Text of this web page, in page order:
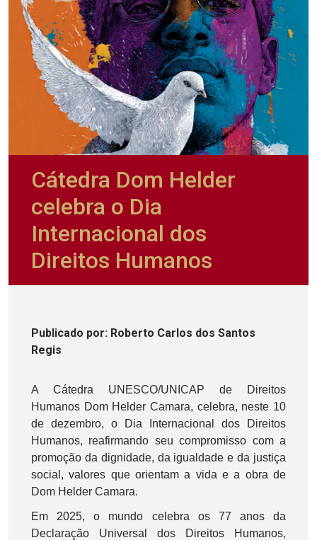
Cátedra Dom Helder
celebra o Dia
Internacional dos
Direitos Humanos
Publicado por: Roberto Carlos dos Santos
Regis
A Cátedra UNESCO/UNICAP de Direitos
Humanos Dom Helder Camara, celebra, neste 10
de dezembro, o Dia Internacional dos Direitos
Humanos, reafirmando seu compromisso com a
promoção da dignidade, da igualdade e da justiça
social, valores que orientam a vida e a obra de
Dom Helder Camara.
Em 2025, o mundo celebra os 77 anos da
Declaração Universal dos Direitos Humanos,